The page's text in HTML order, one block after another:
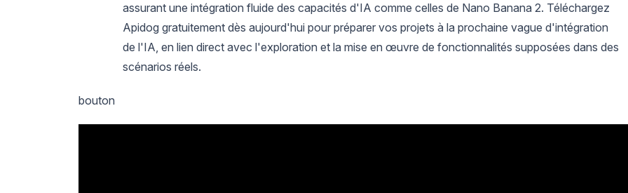
assurant une intégration fluide des capacités d'IA comme celles de Nano Banana 2. Téléchargez
Apidog gratuitement dès aujourd'hui pour préparer vos projets à la prochaine vague d'intégration
de l'IA, en lien direct avec l'exploration et la mise en œuvre de fonctionnalités supposées dans des
scénarios réels.
bouton